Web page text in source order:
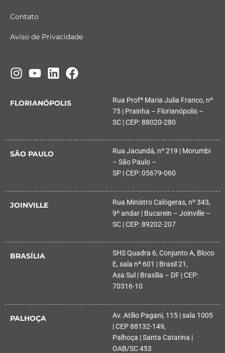
Contato
Aviso de Privacidade
FLORIANÓPOLIS
Rua Profª Maria Julia Franco, nº
75 | Prainha – Florianópolis –
SC | CEP: 88020-280
SÃO PAULO
Rua Jacundá, nº 219 | Morumbi
– São Paulo –
SP | CEP: 05679-060
JOINVILLE
Rua Ministro Calógeras, nº 343,
9º andar | Bucarein – Joinville –
SC | CEP: 89202-207
BRASÍLIA
SHS Quadra 6, Conjunto A, Bloco
E, sala nº 601 | Brasil 21,
Asa Sul | Brasília – DF | CEP:
70316-10
PALHOÇA
Av. Atílio Pagani, 115 | sala 1005
| CEP 88132-149,
Palhoça | Santa Catarina |
OAB/SC 453